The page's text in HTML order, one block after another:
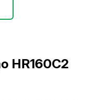
HR160C2